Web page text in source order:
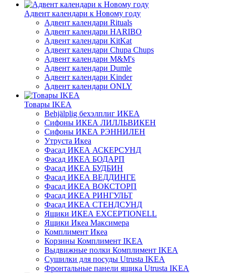
Адвент календари к Новому году
Адвент календари Rituals
Адвент календари HARIBO
Адвент календари KitKat
Адвент календари Chupa Chups
Адвент календари M&M's
Адвент календари Dumle
Адвент календари Kinder
Адвент календари ONLY
Товары IKEA
Behjälplig бехэлплиг ИКЕА
Сифоны ИКЕА ЛИЛЛЬВИКЕН
Сифоны ИКЕА РЭННИЛЕН
Утруста Икеа
Фасад ИКЕА АСКЕРСУНД
Фасад ИКЕА БОДАРП
Фасад ИКЕА БУДБИН
Фасад ИКЕА ВЕДДИНГЕ
Фасад ИКЕА ВОКСТОРП
Фасад ИКЕА РИНГУЛЬТ
Фасад ИКЕА СТЕНДСУНД
Ящики ИКЕА EXCEPTIONELL
Ящики Икеа Максимера
Комплимент Икеа
Корзины Комплимент IKEA
Выдвижные полки Комплимент IKEA
Сушилки для посуды Utrusta IKEA
Фронтальные панели ящика Utrusta IKEA